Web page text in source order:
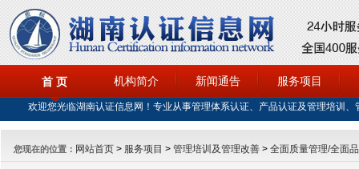
首 页
欢迎您光临湖南认证信息网！专业从事管理体系认证、产品认证及管理培训
机构简介 新闻通告 服务项目
您现在的位置： 网站首页 > 服务项目 > 管理培训及管理改善 > 全面质量管理/全面